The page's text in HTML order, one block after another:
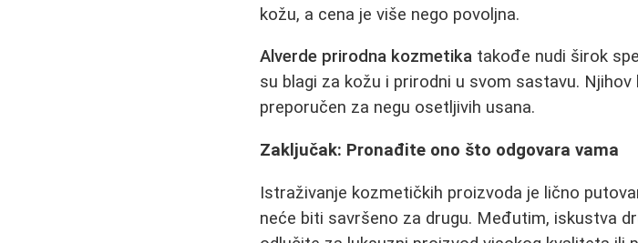
kožu, a cena je više nego povoljna.
Alverde prirodna kozmetika takođe nudi širok
su blagi za kožu i prirodni u svom sastavu.
preporučen za negu osetljivih usana.
Zaključak: Pronađite ono što odgovara vama
Istraživanje kozmetičkih proizvoda je lično
neće biti savršeno za drugu. Međutim, iskustva